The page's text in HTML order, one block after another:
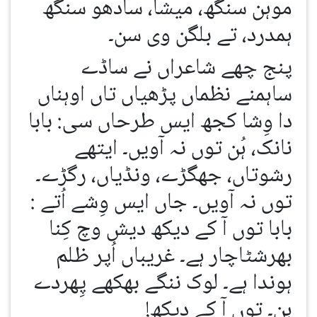
موہن سنگھ، میشا، سادھو سنگھ
ہمدرد، تے بلگن وی سن۔
پنج چھے شاعراں نے ساڈے
ساہمنے نظماں پڑھیاں تاں اوہناں
دا وِشا کجھ ایس طرحاں سی: بابا
نانک، ہُن توں نہ آویں۔ ایتھے
رشوتاں، جھگڑے، ونڈیاں، رگڑے۔
توں نہ آویں۔ جاں ایس وِشے اُتے :
بابا توں آ کے دیکھ دیش وچ کِنا
بھرشٹاچار ہے۔ غریباں اُپر ظلم
ہوندا ہے۔ لوک ننگے بھکھے پِھردے